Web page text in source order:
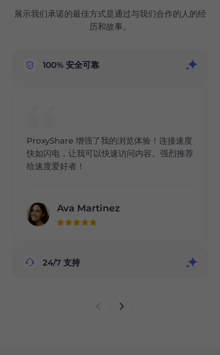
展示我们承诺的最佳方式是通过与我们合作的人的经
历和故事。
100% 安全可靠
ProxyShare 增强了我的浏览体验！连接速度
快如闪电，让我可以快速访问内容。强烈推荐
给速度爱好者！
Ava Martinez
24/7 支持